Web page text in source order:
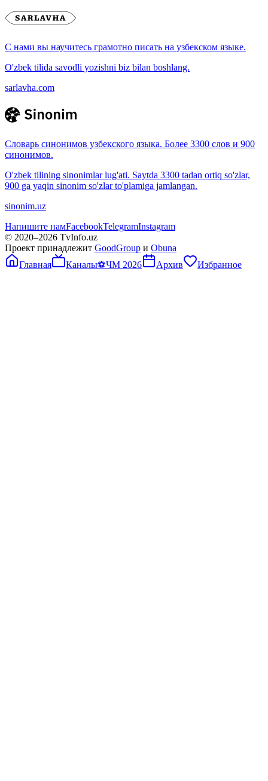
С нами вы научитесь грамотно писать на узбекском языке.
O'zbek tilida savodli yozishni biz bilan boshlang.
sarlavha.com
Словарь синонимов узбекского языка. Более 3300 слов и 900
синонимов.
O'zbek tilining sinonimlar lug'ati. Saytda 3300 tadan ortiq so'zlar,
900 ga yaqin sinonim so'zlar to'plamiga jamlangan.
sinonim.uz
Напишите намFacebookTelegramInstagram
© 2020–2026 TvInfo.uz
Проект принадлежит GoodGroup и Obuna
Главная
Каналы⚽ЧМ 2026 Архив Избранное